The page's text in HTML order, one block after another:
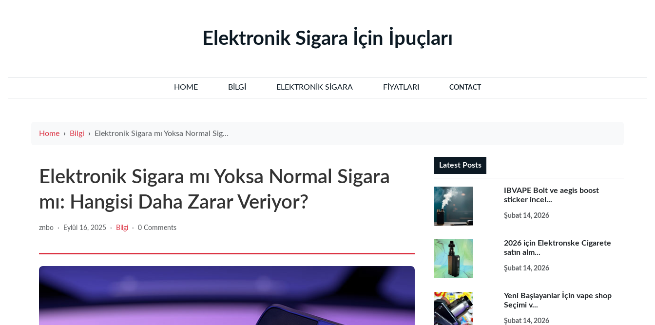
‌Elektronik Sigara İçin İpuçları‌
HOME BILGI ELEKTRONIK SIGARA FIYATLARI CONTACT
Home Bilgi Elektronik Sigara mı Yoksa Normal Sigara mı: Hangisi Daha Zarar Veriyor?
Elektronik Sigara mı Yoksa Normal Sigara
mı: Hangisi Daha Zarar Veriyor?
znbo · Eylül 16, 2025 · Bilgi · 0 Comments
Latest Posts
IBVAPE Bolt ve aegis boost
sticker incel...
Şubat 14, 2026
2026 için Elektronske Cigarete
satın alm...
Şubat 14, 2026
Yeni Başlayanlar İçin vape shop
Seçimi v...
Şubat 14, 2026